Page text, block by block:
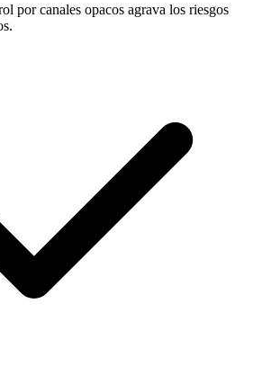
por canales opacos agrava los riesgos